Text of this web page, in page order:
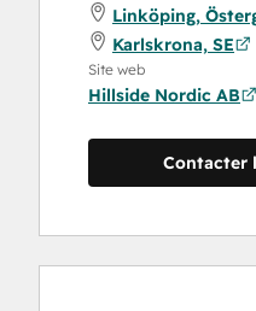
Linköping,
Karlskrona, SE
Site web
Hillside Nordic AB
Contacter